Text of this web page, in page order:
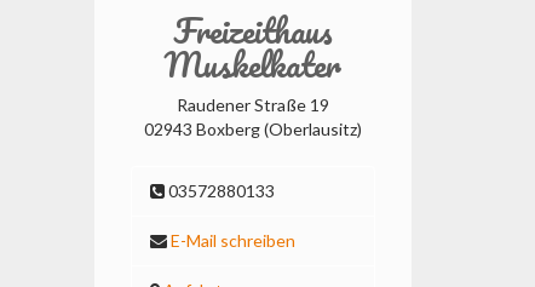
Freizeithaus
Muskelkater
Raudener Straße 19
02943 Boxberg (Oberlausitz)
03572880133
E-Mail schreiben